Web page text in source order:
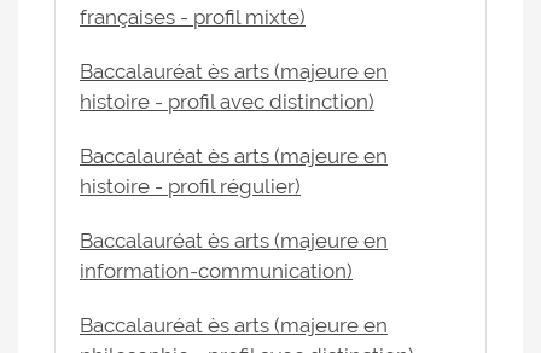
françaises - profil mixte)
Baccalauréat ès arts (majeure en
histoire - profil avec distinction)
Baccalauréat ès arts (majeure en
histoire - profil régulier)
Baccalauréat ès arts (majeure en
information-communication)
Baccalauréat ès arts (majeure en